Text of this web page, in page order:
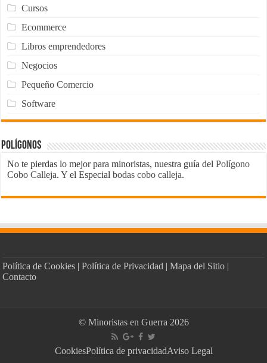
Cursos
Ecommerce
Libros emprendedores
Negocios
Pequeño Comercio
Software
Polígonos
No te pierdas lo mejor para minoristas, nuestra guía delPolígono
Cobo Calleja. Y el Especialbodas cobo calleja.
Política de Cookies |Política de Privacidad |Mapa del Sitio |
Contacto
© Minoristas en Guerra 2026
CookiesPolítica de privacidadAviso Legal